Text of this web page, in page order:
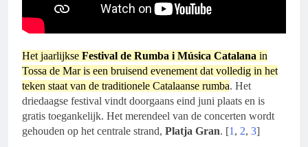
Het jaarlijkse Festival de Rumba i Música Catalana in
Tossa de Mar is een bruisend evenement dat volledig in het
teken staat van de traditionele Catalaanse rumba. Het
driedaagse festival vindt doorgaans eind juni plaats en is
gratis toegankelijk. Het merendeel van de concerten wordt
gehouden op het centrale strand, Platja Gran. [1 , 2, 3]